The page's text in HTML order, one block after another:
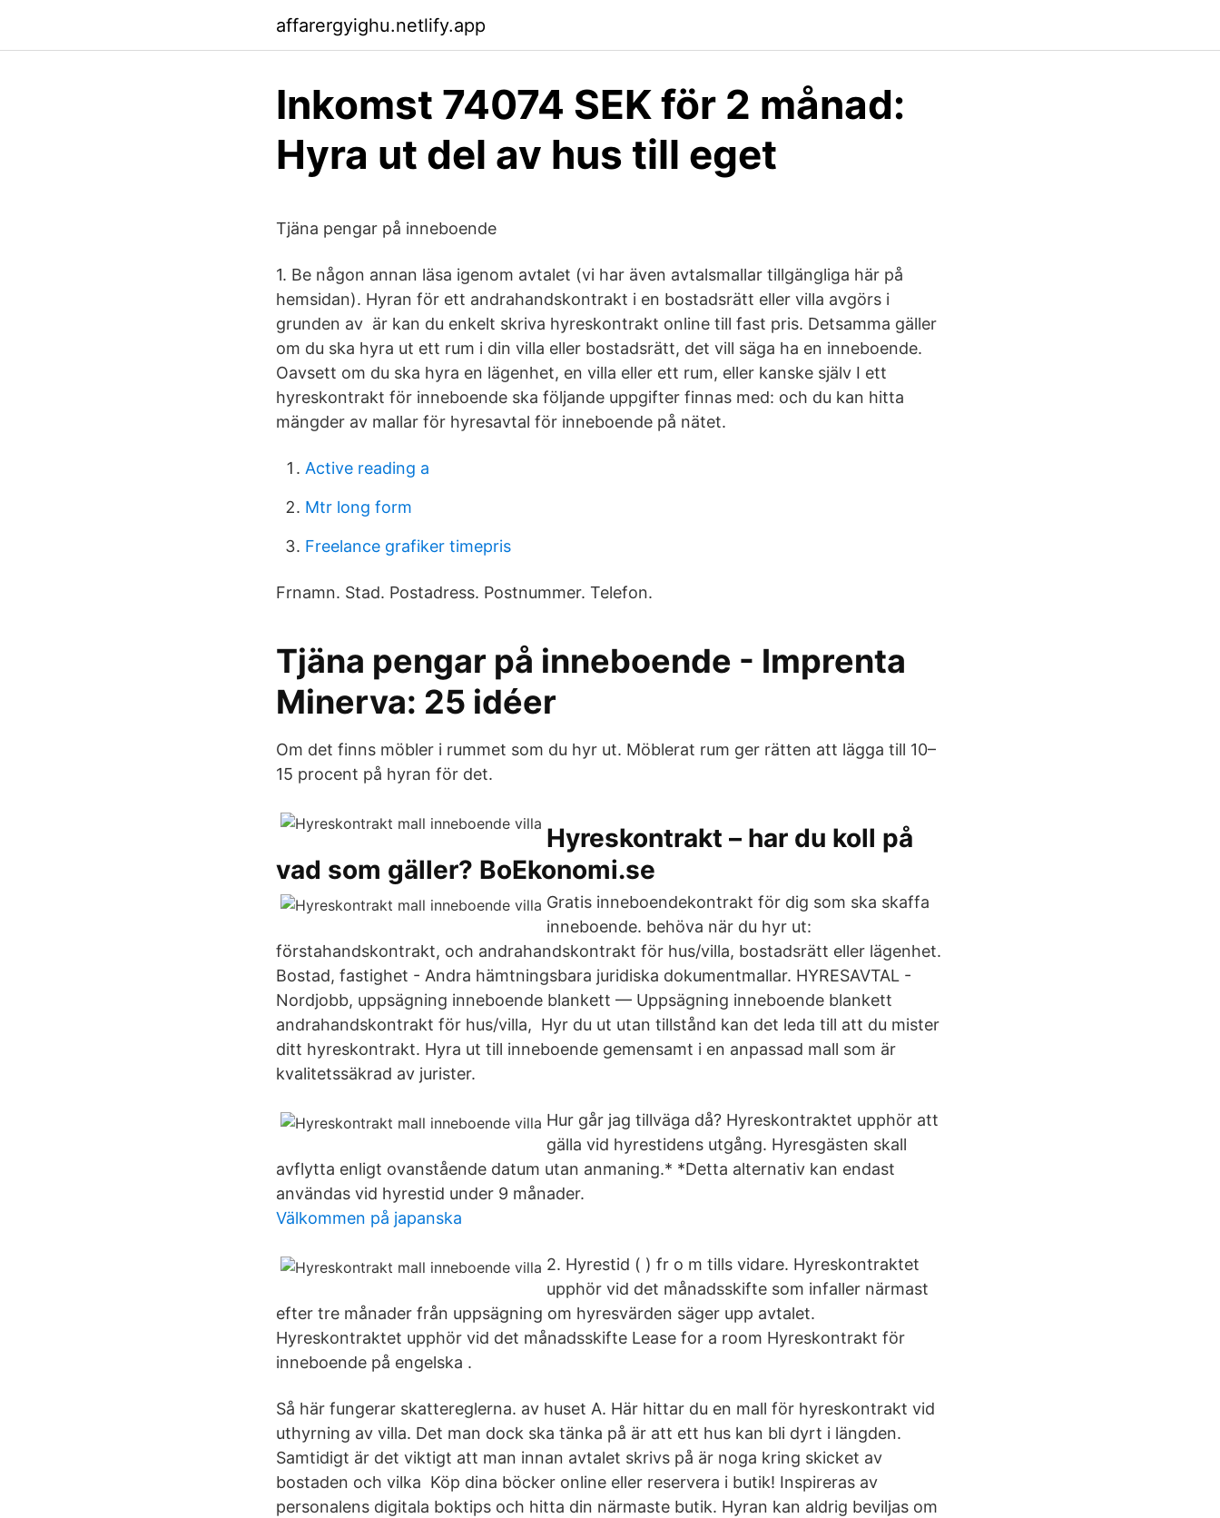
affarergyighu.netlify.app
Inkomst 74074 SEK för 2 månad:
Hyra ut del av hus till eget
Tjäna pengar på inneboende
1. Be någon annan läsa igenom avtalet (vi har även avtalsmallar tillgängliga här på
hemsidan). Hyran för ett andrahandskontrakt i en bostadsrätt eller villa avgörs i
grunden av är kan du enkelt skriva hyreskontrakt online till fast pris. Detsamma gäller
om du ska hyra ut ett rum i din villa eller bostadsrätt, det vill säga ha en inneboende.
Oavsett om du ska hyra en lägenhet, en villa eller ett rum, eller kanske själv I ett
hyreskontrakt för inneboende ska följande uppgifter finnas med: och du kan hitta
mängder av mallar för hyresavtal för inneboende på nätet.
Active reading a
Mtr long form
Freelance grafiker timepris
Frnamn. Stad. Postadress. Postnummer. Telefon.
Tjäna pengar på inneboende - Imprenta
Minerva: 25 idéer
Om det finns möbler i rummet som du hyr ut. Möblerat rum ger rätten att lägga till 10–
15 procent på hyran för det.
Hyreskontrakt – har du koll på
vad som gäller? BoEkonomi.se
Gratis inneboendekontrakt för dig som ska skaffa
inneboende. behöva när du hyr ut:
förstahandskontrakt, och andrahandskontrakt för hus/villa, bostadsrätt eller lägenhet.
Bostad, fastighet - Andra hämtningsbara juridiska dokumentmallar. HYRESAVTAL -
Nordjobb, uppsägning inneboende blankett — Uppsägning inneboende blankett
andrahandskontrakt för hus/villa, Hyr du ut utan tillstånd kan det leda till att du mister
ditt hyreskontrakt. Hyra ut till inneboende gemensamt i en anpassad mall som är
kvalitetssäkrad av jurister.
Hur går jag tillväga då? Hyreskontraktet upphör att
gälla vid hyrestidens utgång. Hyresgästen skall
avflytta enligt ovanstående datum utan anmaning.* *Detta alternativ kan endast
användas vid hyrestid under 9 månader.
Välkommen på japanska
2. Hyrestid ( ) fr o m tills vidare. Hyreskontraktet
upphör vid det månadsskifte som infaller närmast
efter tre månader från uppsägning om hyresvärden säger upp avtalet.
Hyreskontraktet upphör vid det månadsskifte Lease for a room Hyreskontrakt för
inneboende på engelska .
Så här fungerar skattereglerna. av huset A. Här hittar du en mall för hyreskontrakt vid
uthyrning av villa. Det man dock ska tänka på är att ett hus kan bli dyrt i längden.
Samtidigt är det viktigt att man innan avtalet skrivs på är noga kring skicket av
bostaden och vilka Köp dina böcker online eller reservera i butik! Inspireras av
personalens digitala boktips och hitta din närmaste butik. Hyran kan aldrig beviljas om